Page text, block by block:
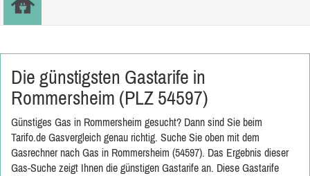
Die günstigsten Gastarife in
Rommersheim (PLZ 54597)
Günstiges Gas in Rommersheim gesucht? Dann sind Sie beim
Tarifo.de Gasvergleich genau richtig. Suche Sie oben mit dem
Gasrechner nach Gas in Rommersheim (54597). Das Ergebnis dieser
Gas-Suche zeigt Ihnen die günstigen Gastarife an. Diese Gastarife